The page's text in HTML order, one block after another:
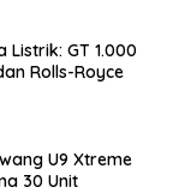
Listrik: GT 1.000
Rolls-Royce
U9 Xtreme
30 Unit